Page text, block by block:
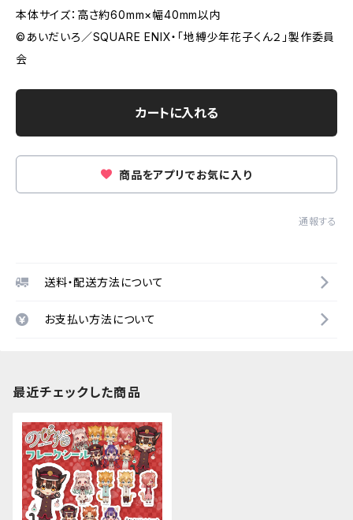
本体サイズ：高さ約60mm×幅40mm以内
©︎あいだいろ／SQUARE ENIX・「地縛少年花子くん２」製作委員
会
カートに入れる
商品をアプリでお気に入り
通報する
送料・配送方法について
お支払い方法について
最近チェックした商品